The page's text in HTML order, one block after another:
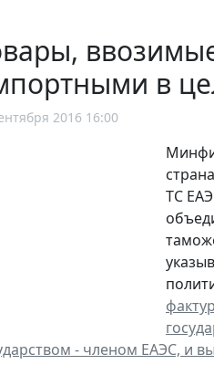
в
2016 16:00
ТС
- членом ЕАЭС, и